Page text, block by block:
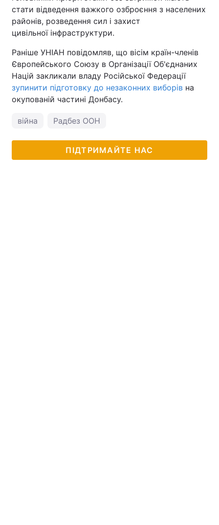
стати відведення важкого озброєння з населених
районів, розведення сил і захист
цивільної інфраструктури.
Раніше УНІАН повідомляв, що вісім країн-членів
Європейського Союзу в Організації Об'єднаних
Націй закликали владу Російської Федерації
зупинити підготовку до незаконних виборів на
окупованій частині Донбасу.
війна Радбез ООН
ПІДТРИМАЙТЕ НАС